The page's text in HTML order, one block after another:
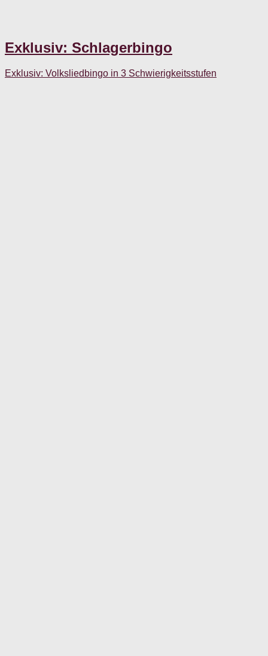
Exklusiv: Schlagerbingo
Exklusiv: Volksliedbingo in 3 Schwierigkeitsstufen